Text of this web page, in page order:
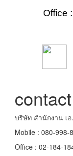
Office
บริษัท สำนักงาน เ
Mobile : 080-998-
Office : 02-184-